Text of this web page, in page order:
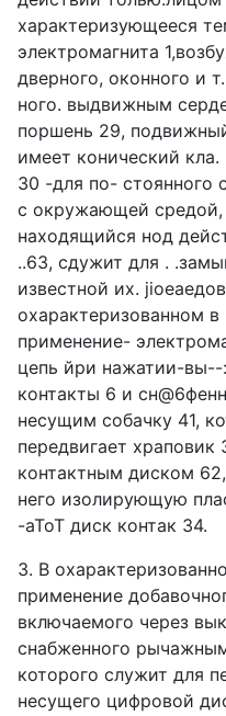
характеризующееся
электромагнита
дверного, оконного и
ного. выдвижным
поршень 29,
имеет конический
30 -для по- стоянного
с окружающей средой,
находящийся нод
..63, сдужит для .
известной их.
охарактеризованном в
применение-
цепь йри нажатии-вы--
контакты 6 и
несущим собачку 41,
передвигает храповик
контактным диском
него изолирующую
-aToT диск контак 34.
3. В
применение
включаемого через
снабженного
которого служит для
несущего цифровой